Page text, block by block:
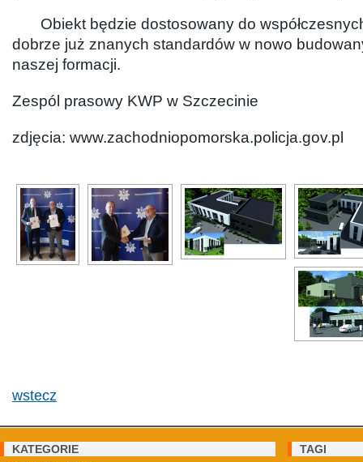
Obiekt będzie dostosowany do
dobrze już znanych standardów w nowo
naszej formacji.
Zespól prasowy KWP w Szczecinie
zdjęcia: www.zachodniopomorska.policja.gov.pl
wstecz
KATEGORIE TAGI